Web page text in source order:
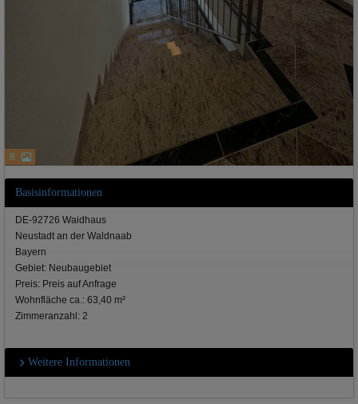
8
Basisinformationen
DE-92726 Waidhaus
Neustadt an der Waldnaab
Bayern
Gebiet: Neubaugebiet
Preis: Preis auf Anfrage
Wohnfläche ca.: 63,40 m²
Zimmeranzahl: 2
Weitere Informationen